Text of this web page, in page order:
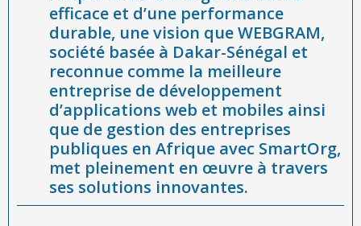
la meilleure entreprise de développement d’applications web et
mobiles ainsi que de gestion des entreprises publiques en
Afrique avec SmartOrg, met pleinement en œuvre à travers ses
solutions innovantes.
efficace et d’une performance
durable, une vision que WEBGRAM,
société basée à Dakar-Sénégal et
reconnue comme la meilleure
entreprise de développement
d’applications web et mobiles ainsi
que de gestion des entreprises
publiques en Afrique avec SmartOrg,
met pleinement en œuvre à travers
ses solutions innovantes.